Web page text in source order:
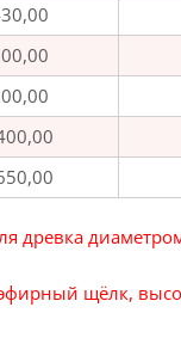
древка
щёлк,